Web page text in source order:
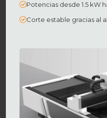
Potencias desde 1.5 kW
Corte estable gracias al